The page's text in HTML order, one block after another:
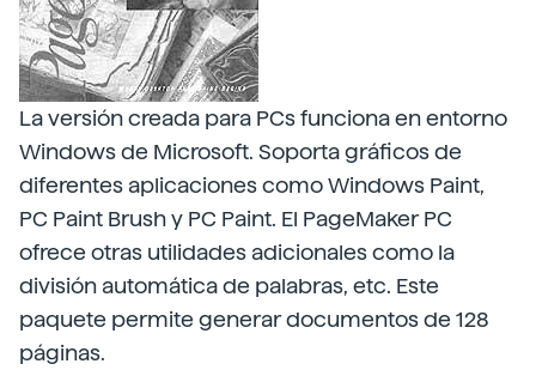
La versión creada para PCs funciona en entorno
Windows de Microsoft. Soporta gráficos de
diferentes aplicaciones como Windows Paint,
PC Paint Brush y PC Paint. El PageMaker PC
ofrece otras utilidades adicionales como la
división automática de palabras, etc. Este
paquete permite generar documentos de 128
páginas.